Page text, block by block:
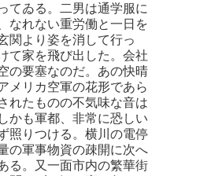
てゐる。二男は通学服に
なれない重労働と一日を
関より姿を消して行っ
て家を飛び出した。会社
の要塞なのだ。あの快晴
メリカ空軍の花形であら
れたものの不気味な音は
かも軍都、非常に恐しい
照りつける。横川の電停
の軍事物資の疎開に次へ
る。又一面市内の繁華街